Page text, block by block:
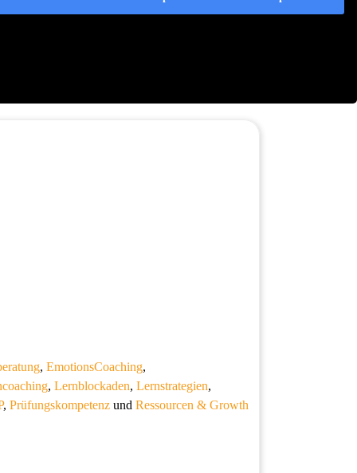
, EmotionsCoaching,
, Lernblockaden, Lernstrategien,
, Prüfungskompetenzund Ressourcen & Growth